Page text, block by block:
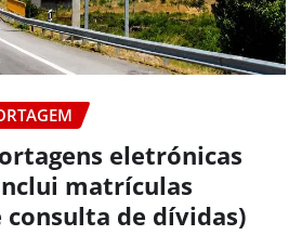
eletrónicas
matrículas
consulta de dívidas)